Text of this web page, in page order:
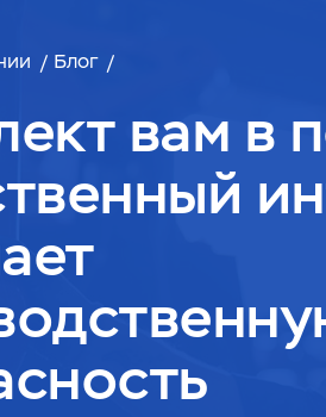
Блог
вам в